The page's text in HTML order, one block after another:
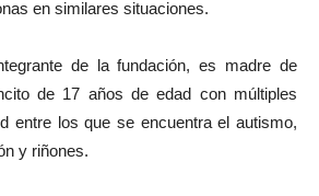
en similares situaciones.
de la fundación, es madre de
de 17 años de edad con múltiples
entre los que se encuentra el autismo,
y riñones.